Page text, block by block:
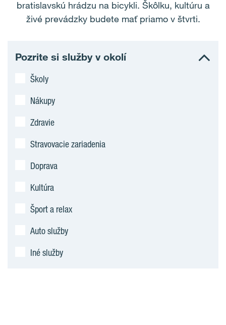
bratislavskú hrádzu na bicykli. Škôlku, kultúru a
živé prevádzky budete mať priamo v štvrti.
Pozrite si služby v okolí
Školy
Nákupy
Zdravie
Stravovacie zariadenia
Doprava
Kultúra
Šport a relax
Auto služby
Iné služby